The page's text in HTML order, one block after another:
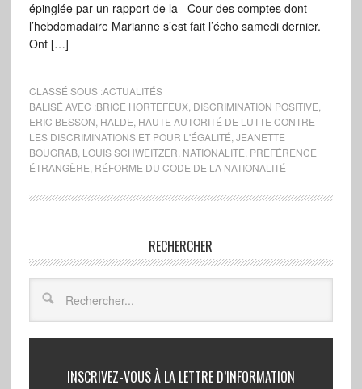
épinglée par un rapport de la Cour des comptes dont
l’hebdomadaire Marianne s’est fait l’écho samedi dernier.
Ont […]
CLASSÉ SOUS :ACTUALITÉS
BALISÉ AVEC :BRICE HORTEFEUX, DISCRIMINATION POSITIVE
ERIC BESSON HALDE HAUTE AUTORITÉ DE LUTTE CONTRE
LES DISCRIMINATIONS ET POUR L'ÉGALITÉ JEANETTE
BOUGRAB, LOUIS SCHWEITZER NATIONALITÉ PRÉFÉRENCE
ÉTRANGÈRE RÉFORME DU CODE DE LA NATIONALITÉ
RECHERCHER
INSCRIVEZ-VOUS À LA LETTRE D’INFORMATION